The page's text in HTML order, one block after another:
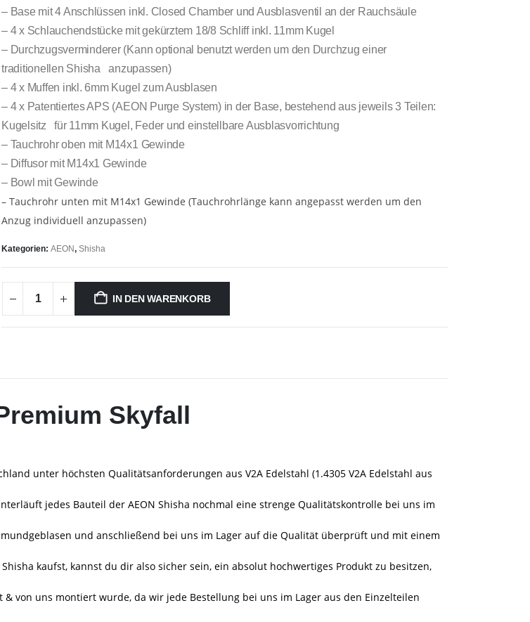
– Base mit 4 Anschlüssen inkl. Closed Chamber und Ausblasventil an der Rauchsäule
– 4 x Schlauchendstücke mit gekürztem 18/8 Schliff inkl. 11mm Kugel
– Durchzugsverminderer (Kann optional benutzt werden um den Durchzug einer
traditionellen Shisha anzupassen)
– 4 x Muffen inkl. 6mm Kugel zum Ausblasen
– 4 x Patentiertes APS (AEON Purge System) in der Base, bestehend aus jeweils 3 Teilen:
Kugelsitz für 11mm Kugel, Feder und einstellbare Ausblasvorrichtung
– Tauchrohr oben mit M14x1 Gewinde
– Diffusor mit M14x1 Gewinde
– Bowl mit Gewinde
– Tauchrohr unten mit M14x1 Gewinde (Tauchrohrlänge kann angepasst werden um den
Anzug individuell anzupassen)
Kategorien: AEON, Shisha
IN DEN WARENKORB
Skyfall
unter höchsten Qualitätsanforderungen aus V2A Edelstahl (1.4305 V2A Edelstahl aus
jedes Bauteil der AEON Shisha nochmal eine strenge Qualitätskontrolle bei uns im
und anschließend bei uns im Lager auf die Qualität überprüft und mit einem
kaufst, kannst du dir also sicher sein, ein absolut hochwertiges Produkt zu besitzen,
von uns montiert wurde, da wir jede Bestellung bei uns im Lager aus den Einzelteilen